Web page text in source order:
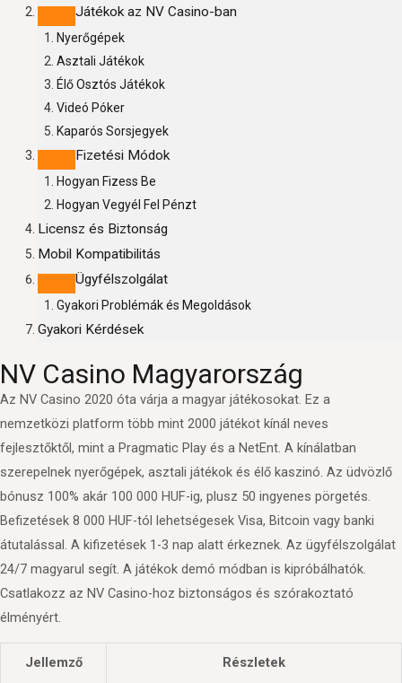
Játékok az NV Casino-ban
Nyerőgépek
Asztali Játékok
Élő Osztós Játékok
Videó Póker
Kaparós Sorsjegyek
Fizetési Módok
Hogyan Fizess Be
Hogyan Vegyél Fel Pénzt
Licensz és Biztonság
Mobil Kompatibilitás
Ügyfélszolgálat
Gyakori Problémák és Megoldások
Gyakori Kérdések
NV Casino Magyarország
Az NV Casino 2020 óta várja a magyar játékosokat. Ez a
nemzetközi platform több mint 2000 játékot kínál neves
fejlesztőktől, mint a Pragmatic Play és a NetEnt. A kínálatban
szerepelnek nyerőgépek, asztali játékok és élő kaszinó. Az üdvözlő
bónusz 100% akár 100 000 HUF-ig, plusz 50 ingyenes pörgetés.
Befizetések 8 000 HUF-tól lehetségesek Visa, Bitcoin vagy banki
átutalással. A kifizetések 1-3 nap alatt érkeznek. Az ügyfélszolgálat
24/7 magyarul segít. A játékok demó módban is kipróbálhatók.
Csatlakozz az NV Casino-hoz biztonságos és szórakoztató
élményért.
Jellemző Részletek